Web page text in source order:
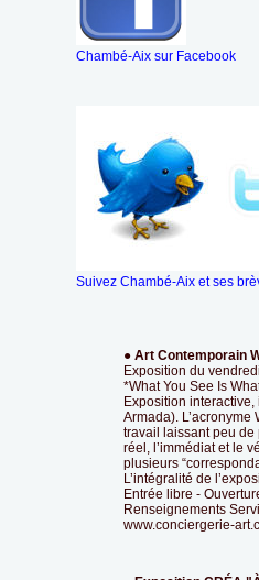
Chambé-Aix sur Facebook
Suivez Chambé-Aix et ses
● Art Contemporain
Exposition du
*What You See Is
Exposition
Armada). L’acronyme
travail laissant peu de
réel, l’immédiat et le
plusieurs
L’intégralité de
Entrée libre -
Renseignements
www.conciergerie-